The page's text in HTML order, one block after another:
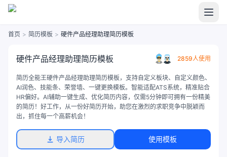
首页 > 简历模板 > 硬件产品经理助理简历模板
硬件产品经理助理简历模板 2859人使用
简历全能王硬件产品经理助理简历模板，支持自定义板块、自定义颜色、
AI润色、技能条、荣誉墙、一键更换模板。智能适配ATS系统，精准贴合
HR偏好。AI辅助一键生成、优化简历内容，仅需5分钟即可拥有一份精美
的简历！好工作，从一份好简历开始，助您在激烈的求职竞争中脱颖而
出，抓住每一个高薪机会！
导入简历 使用模板